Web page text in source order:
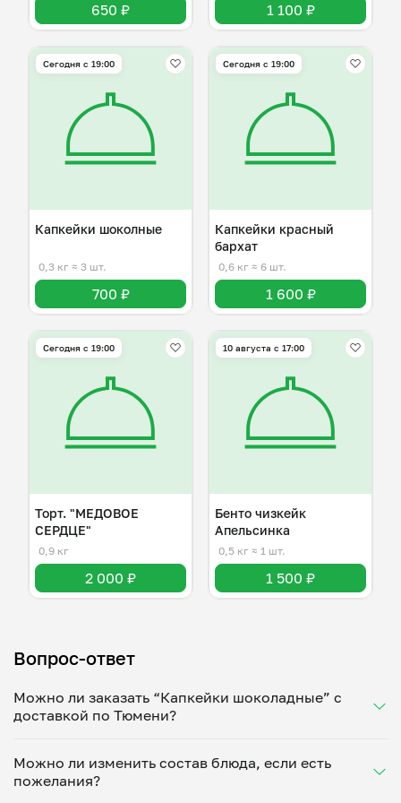
650 ₽ 1 100 ₽
Сегодня с 19:00
Капкейки шоколные
0,3 кг ≈ 3 шт.
700 ₽
Сегодня с 19:00
Капкейки красный
бархат
0,6 кг ≈ 6 шт.
1 600 ₽
Сегодня с 19:00
Торт. "МЕДОВОЕ
СЕРДЦЕ"
0,9 кг
2 000 ₽
10 августа с 17:00
Бенто чизкейк
Апельсинка
0,5 кг ≈ 1 шт.
1 500 ₽
Вопрос-ответ
Можно ли заказать “Капкейки шоколадные” с
доставкой по Тюмени?
Укажите удобное время — и получите свежее
домашнее блюдо в большой порции прямо с плиты.
Можно ли изменить состав блюда, если есть
пожелания?